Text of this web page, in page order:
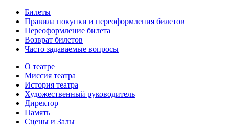
Билеты
Правила покупки и переоформления билетов
Переоформление билета
Возврат билетов
Часто задаваемые вопросы
О театре
Миссия театра
История театра
Художественный руководитель
Директор
Память
Сцены и Залы